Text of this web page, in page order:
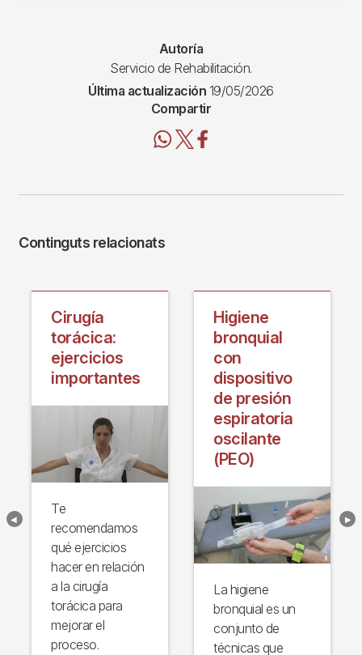
Autoría
Servicio de Rehabilitación.
Última actualización 19/05/2026
Compartir
Continguts relacionats
Cirugía
torácica:
ejercicios
importantes
Te
recomendamos
qué ejercicios
hacer en relación
a la cirugía
torácica para
mejorar el
proceso.
Higiene
bronquial
con
dispositivo
de presión
espiratoria
oscilante
(PEO)
La higiene
bronquial es un
conjunto de
técnicas que